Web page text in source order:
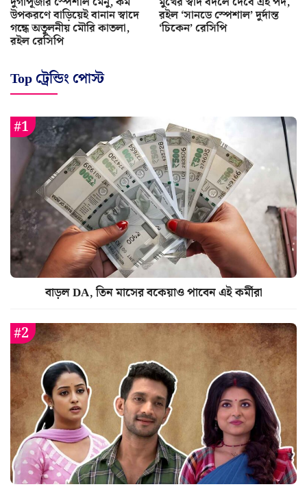
উপকরণে বাড়িয়েই বানান স্বাদে
গন্ধে অতুলনীয় মৌরি কাতলা,
রইল রেসিপি
রইল ‘সানডে স্পেশাল’ দুর্দান্ত
‘চিকেন’ রেসিপি
Top ট্রেন্ডিং পোস্ট
বাড়ল DA, তিন মাসের বকেয়াও পাবেন এই কর্মীরা